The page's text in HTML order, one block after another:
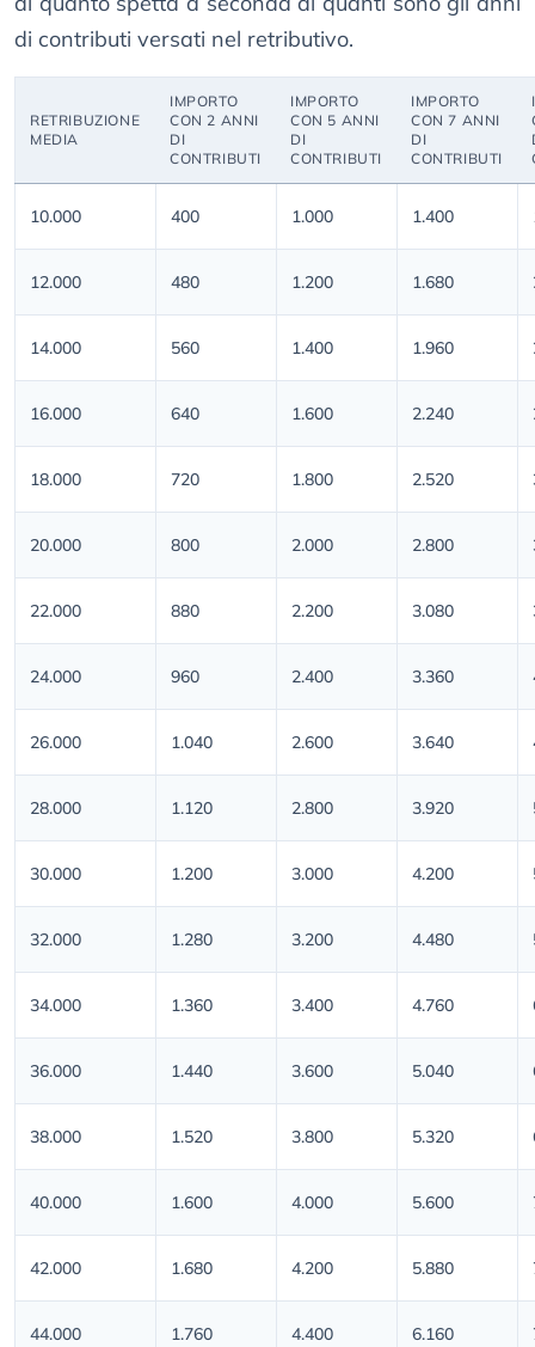
di contributi versati nel retributivo.
RETRIBUZIONE
MEDIA
IMPORTO
CON 2 ANNI
DI
CONTRIBUTI
IMPORTO
CON 5 ANNI
DI
CONTRIBUTI
IMPORTO
CON 7 ANNI
DI
CONTRIBUTI
10.000 400 1.000 1.400
12.000 480 1.200 1.680
14.000 560 1.400 1.960
16.000 640 1.600 2.240
18.000 720 1.800 2.520
20.000 800 2.000 2.800
22.000 880 2.200 3.080
24.000 960 2.400 3.360
26.000 1.040 2.600 3.640
28.000 1.120 2.800 3.920
30.000 1.200 3.000 4.200
32.000 1.280 3.200 4.480
34.000 1.360 3.400 4.760
36.000 1.440 3.600 5.040
38.000 1.520 3.800 5.320
40.000 1.600 4.000 5.600
42.000 1.680 4.200 5.880
44.000 1.760 4.400 6.160